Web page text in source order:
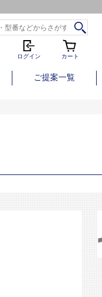
ログイン カート
ご提案一覧